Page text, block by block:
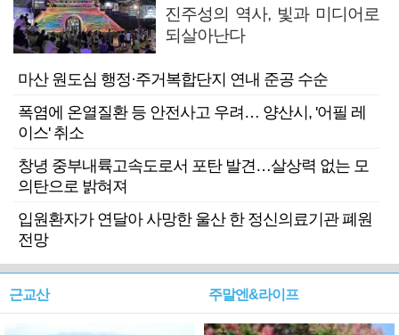
진주성의 역사, 빛과 미디어로
되살아난다
마산 원도심 행정·주거복합단지 연내 준공 수순
폭염에 온열질환 등 안전사고 우려… 양산시, '어필 레
이스' 취소
창녕 중부내륙고속도로서 포탄 발견…살상력 없는 모
의탄으로 밝혀져
입원환자가 연달아 사망한 울산 한 정신의료기관 폐원
전망
근교산 주말엔&라이프